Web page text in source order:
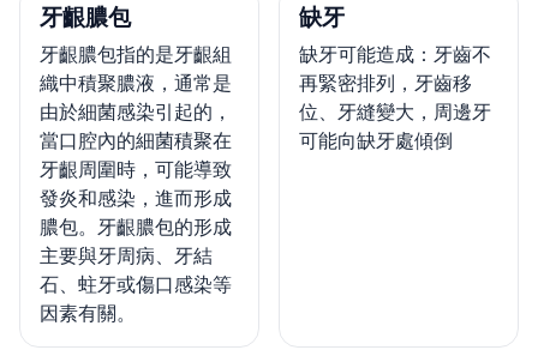
牙齦膿包
牙齦膿包指的是牙齦組
織中積聚膿液，通常是
由於細菌感染引起的，
當口腔內的細菌積聚在
牙齦周圍時，可能導致
發炎和感染，進而形成
膿包。牙齦膿包的形成
主要與牙周病、牙結
石、蛀牙或傷口感染等
因素有關。
缺牙
缺牙可能造成：牙齒不
再緊密排列，牙齒移
位、牙縫變大，周邊牙
可能向缺牙處傾倒